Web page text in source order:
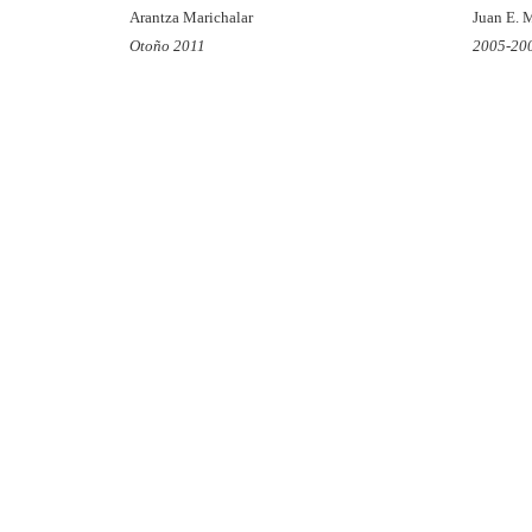
Arantza Marichalar
Otoño 2011
Juan E.
2005-